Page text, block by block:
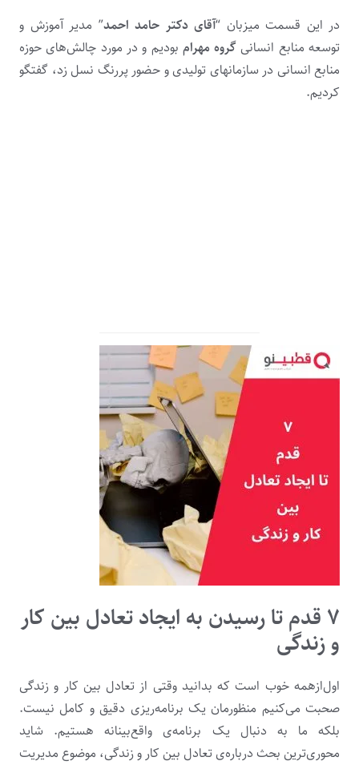
در این قسمت میزبان “آقای دکتر حامد احمد” مدیر آموزش و
توسعه منابع انسانی گروه مهرام ‌بودیم و در مورد چالش‌های حوزه
منابع انسانی در سازمانهای تولیدی و حضور پررنگ نسل زد، گفتگو
کردیم.
۷ قدم تا رسیدن به ایجاد تعادل بین کار
و زندگی
اول‌ازهمه خوب است که بدانید وقتی از تعادل بین کار و زندگی
صحبت می‌کنیم منظورمان یک برنامه‌ریزی دقیق و کامل نیست.
بلکه ما به دنبال یک برنامه‌ی واقع‌بینانه هستیم. شاید
محوری‌ترین بحث درباره‌ی تعادل بین کار و زندگی، موضوع مدیریت